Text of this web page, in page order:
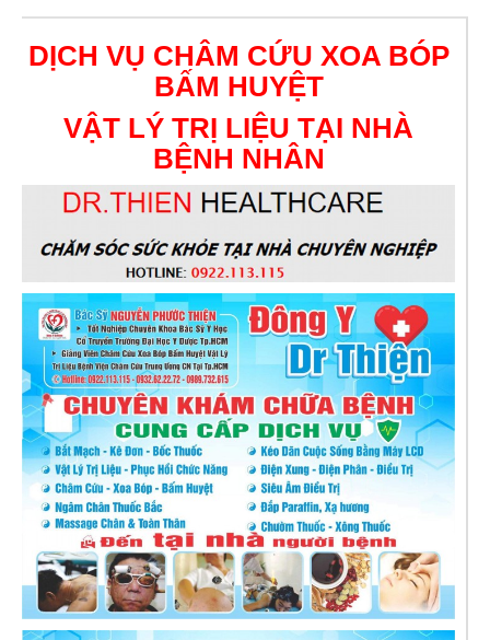
DỊCH VỤ CHÂM CỨU XOA BÓP
BẤM HUYỆT
VẬT LÝ TRỊ LIỆU TẠI NHÀ
BỆNH NHÂN